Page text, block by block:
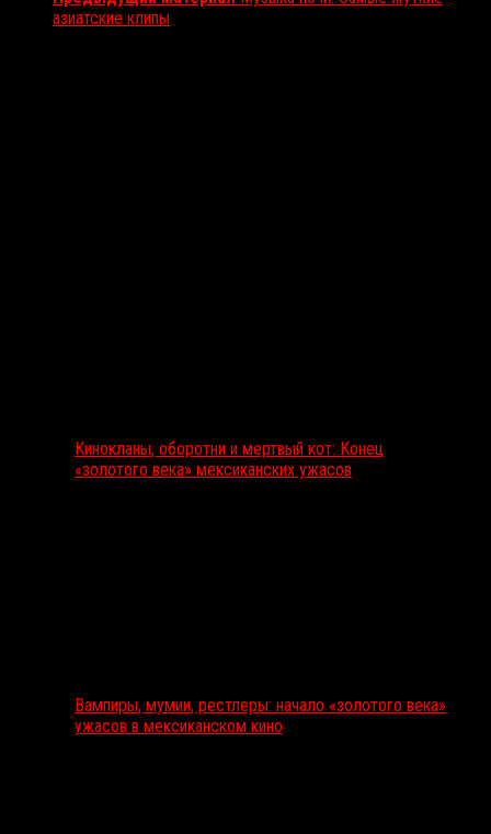
азиатские клипы
Кинокланы, оборотни и мертвый кот: Конец
«золотого века» мексиканских ужасов
Вампиры, мумии, рестлеры: начало «золотого века»
ужасов в мексиканском кино